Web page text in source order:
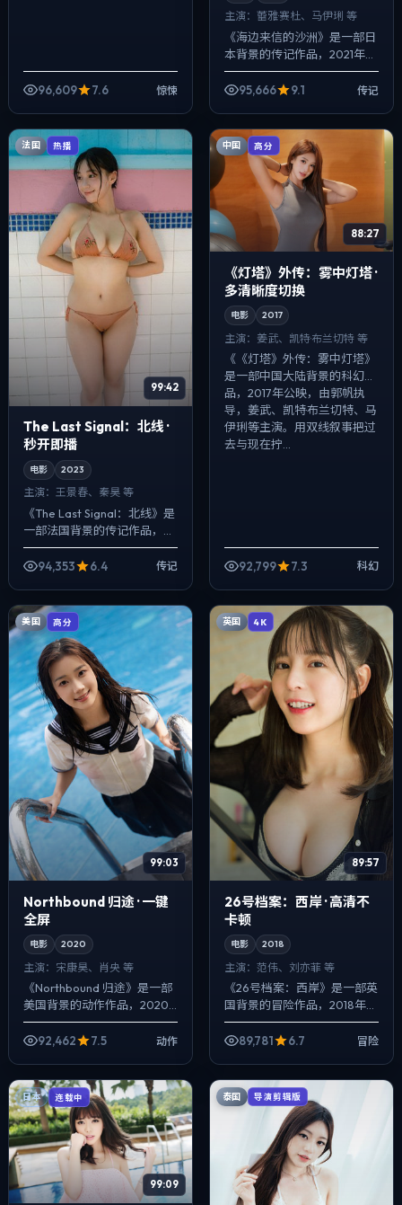
96,609 7.6 惊悚
主演： 蕾雅·赛杜、马伊琍 等
《海边来信的沙洲》是一部日
本背景的传记作品，2021年公
映，由郭帆执导，蕾雅·赛杜、
马伊琍、提莫西·查拉梅等主
95,666 9.1 传记
法国 热播
99:42
The Last Signal：北线 ·
秒开即播
电影 2023
主演： 王景春、秦昊 等
《The Last Signal：北线》是
一部法国背景的传记作品，
2023年公映，由毕赣执导，
王景春、秦昊、白宇等主演。
94,353 6.4 传记
中国 高分
88:27
《灯塔》外传：雾中灯塔 ·
多清晰度切换
电影 2017
主演： 姜武、凯特·布兰切特 等
《《灯塔》外传：雾中灯塔》
是一部中国大陆背景的科幻作
品，2017年公映，由郭帆执
导，姜武、凯特·布兰切特、马
伊琍等主演。用双线叙事把过
去与现在拧...
92,799 7.3 科幻
美国 高分
99:03
Northbound 归途 · 一键
全屏
电影 2020
主演： 宋康昊、肖央 等
《Northbound 归途》是一部
美国背景的动作作品，2020
年公映，由林超贤执导，宋康
昊、肖央、松田龙平等主演。
92,462 7.5 动作
英国 4K
89:57
26号档案：西岸 · 高清不
卡顿
电影 2018
主演： 范伟、刘亦菲 等
《26号档案：西岸》是一部英
国背景的冒险作品，2018年公
映，由克里斯托弗·诺兰执导，
范伟、刘亦菲、李秉宪等主
89,781 6.7 冒险
日本 连载中
99:09
泰国 导演剪辑版